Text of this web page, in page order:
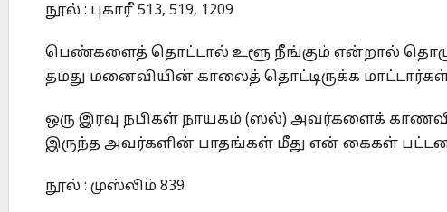
நூல் : புகாரீ 513, 519, 1209
பெண்களைத் தொட்டால் உளூ நீங்கும் என்றால்
தமது மனைவியின் காலைத் தொட்டிருக்க
ஒரு இரவு நபிகள் நாயகம் (ஸல்) அவர்களைக்
இருந்த அவர்களின் பாதங்கள் மீது என் கைகள் பட்டன
நூல் : முஸ்லிம் 839